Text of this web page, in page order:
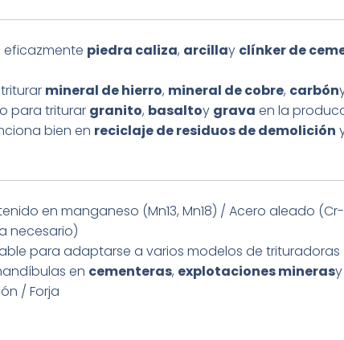
eficazmente piedra caliza, arcillay clínker de
mineral de hierro, mineral de cobre, carbón
para triturar granito, basaltoy grava en la
bien en reciclaje de residuos de demolición
en manganeso (Mn13, Mn18) / Acero aleado
necesario)
para adaptarse a varios modelos de trituradoras
en cementeras, explotaciones minerasy
/ Forja